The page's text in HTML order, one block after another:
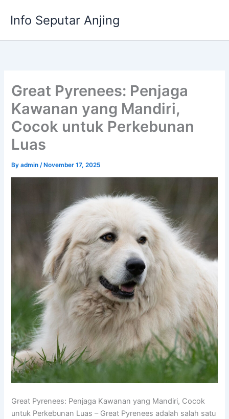
Info Seputar Anjing
Great Pyrenees: Penjaga
Kawanan yang Mandiri,
Cocok untuk Perkebunan
Luas
Byadmin/ November 17, 2025
Great Pyrenees: Penjaga Kawanan yang Mandiri, Cocok
untuk Perkebunan Luas – Great Pyrenees adalah salah satu